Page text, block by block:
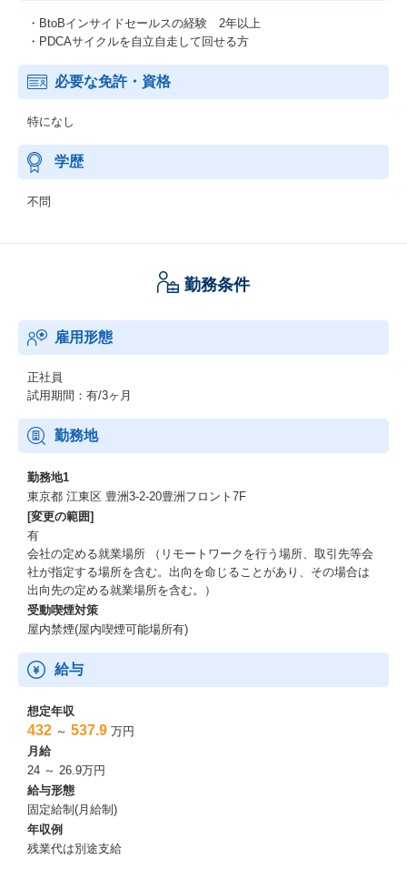
・BtoBインサイドセールスの経験 2年以上
・PDCAサイクルを自立自走して回せる方
必要な免許・資格
特になし
学歴
不問
勤務条件
雇用形態
正社員
試用期間：有/3ヶ月
勤務地
勤務地1
東京都 江東区 豊洲3-2-20豊洲フロント7F
[変更の範囲]
有
会社の定める就業場所 （リモートワークを行う場所、取引先等会
社が指定する場所を含む。出向を命じることがあり、その場合は
出向先の定める就業場所を含む。）
受動喫煙対策
屋内禁煙(屋内喫煙可能場所有)
給与
想定年収
432 ～ 537.9 万円
月給
24 ～ 26.9万円
給与形態
固定給制(月給制)
年収例
残業代は別途支給